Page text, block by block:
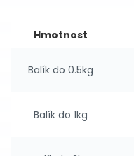
Hmotnost
Balík do 0.5kg
Balík do 1kg